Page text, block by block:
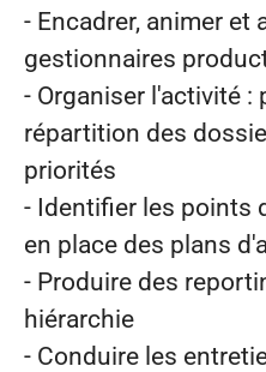
- Encadrer, animer et
gestionnaires
- Organiser l'activité :
répartition des
priorités
- Identifier les points
en place des plans
- Produire des
hiérarchie
- Conduire les